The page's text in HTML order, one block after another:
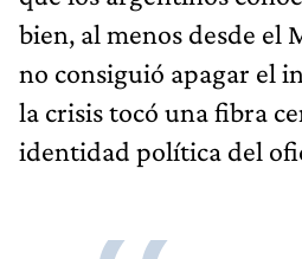
bien, al menos desde
no consiguió apagar el
la crisis tocó una fibra
identidad política del